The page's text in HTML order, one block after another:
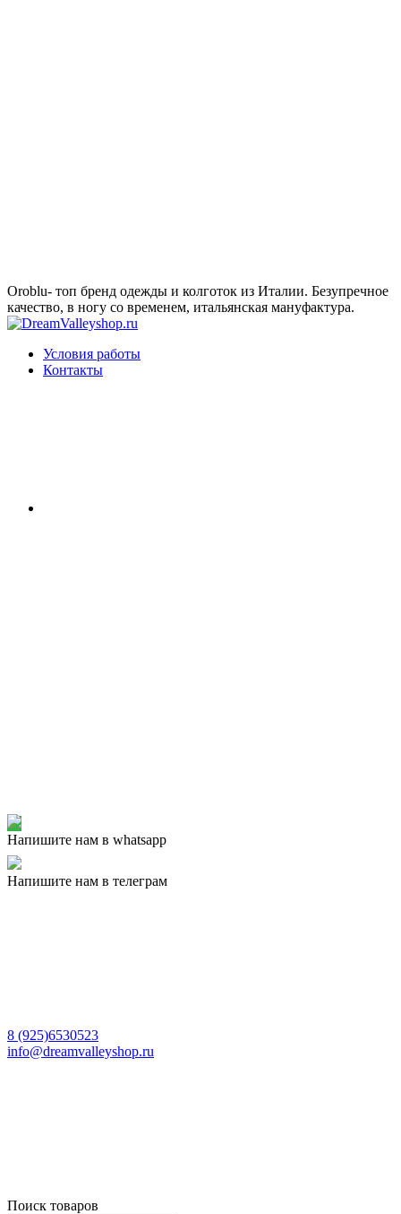
Oroblu- топ бренд одежды и колготок из Италии. Безупречное
качество, в ногу со временем, итальянская мануфактура.
Условия работы
Контакты
Напишите нам в whatsapp
Напишите нам в телеграм
8 (925)6530523
info@dreamvalleyshop.ru
Поиск товаров